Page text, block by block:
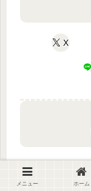
X
メニュー ホーム